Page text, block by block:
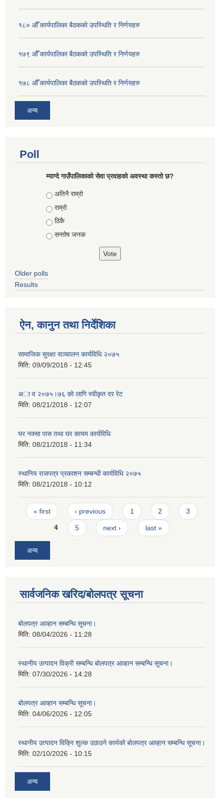
१८० औँ कार्यपालिका बैठकको उपस्थिति र निर्णयहरु
१७९ औँ कार्यपालिका बैठकको उपस्थिति र निर्णयहरु
१७८ औँ कार्यपालिका बैठकको उपस्थिति र निर्णयहरु
अन्य
Poll
म्याग्दे गाउँपालिकाको सेवा प्रवाहको अवस्था कस्तो छ?
Choices
अतिनै राम्रो
राम्रो
ठिकै
सन्तोष जनक
Older polls
Results
ऐन, कानुन तथा निर्देशिका
सामाजिक सुरक्षा सञ्चालन कार्यविधि २०७५
मिति: 09/09/2018 - 12:45
अा‍ व २०७५।७६ काे लागि स्वीकृत दर रेट
मिति: 08/21/2018 - 12:07
घर नक्सा पास तथा घर कायम कार्यविधि
मिति: 08/21/2018 - 11:34
स्थानिय राजपत्र प्रकाशन सम्बन्धी कार्यविधि २०७५
मिति: 08/21/2018 - 10:12
Pages
« first ‹ previous 1 2 3
4 5 next › last »
अन्य
सार्वजनिक खरिद/बोलपत्र सूचना
बोलपत्र आव्हान सम्बन्धि सूचना।
मिति: 08/04/2026 - 11:28
स्थानीय उत्पादन विक्री सम्बन्धि बोलपत्र आव्हान सम्बन्धि सूचना।
मिति: 07/30/2026 - 14:28
बोलपत्र आव्हान सम्बन्धि सूचना।
मिति: 04/06/2026 - 12:05
स्थानीय उत्पादन विक्रि शुल्क उठाउने कार्यको बोलपत्र आव्हान सम्बन्धि सूचना।
मिति: 02/10/2026 - 10:15
अन्य